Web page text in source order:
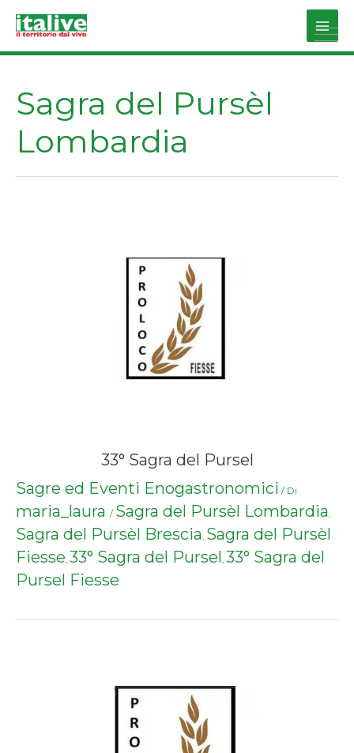
Main
Sagra del Pursèl
Lombardia
33° Sagra del Pursel
Sagre ed Eventi Enogastronomici / Di
maria_laura / Sagra del Pursèl Lombardia,
Sagra del Pursèl Brescia, Sagra del Pursèl
Fiesse, 33° Sagra del Pursel , 33° Sagra del
Pursel Fiesse